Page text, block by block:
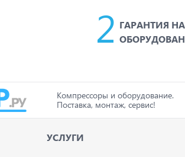
ГАРАНТИЯ
Компрессоры и оборудование.
Поставка, монтаж, сервис!
УСЛУГИ